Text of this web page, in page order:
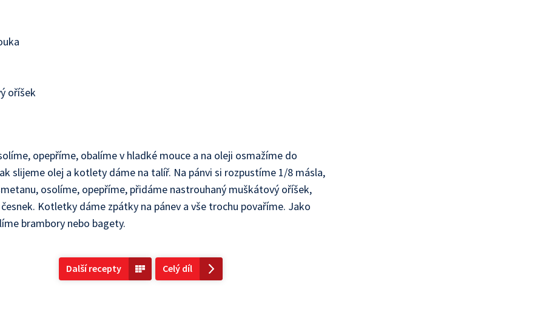
oříšek
opepříme, obalíme v hladké mouce a na oleji osmažíme do
slijeme olej a kotlety dáme na talíř. Na pánvi si rozpustíme 1/8 másla,
osolíme, opepříme, přidáme nastrouhaný muškátový oříšek,
Kotletky dáme zpátky na pánev a vše trochu povaříme. Jako
brambory nebo bagety.
Další recepty Celý díl